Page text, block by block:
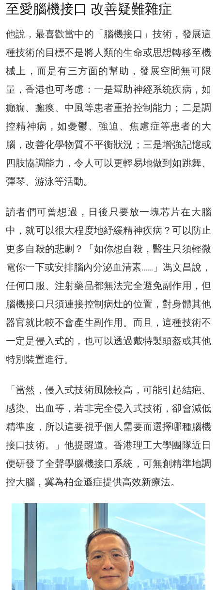
至愛腦機接口 改善疑難雜症
他說，最喜歡當中的「腦機接口」技術，發展這
種技術的目標不是將人類的生命或思想轉移至機
械上，而是有三方面的幫助，發展空間無可限
量，香港也可考慮：一是幫助神經系統疾病，如
癲癇、癱瘓、中風等患者重拾控制能力；二是調
控精神病，如憂鬱、強迫、焦慮症等患者的大
腦，改善化學物質不平衡狀況；三是增強記憶或
四肢協調能力，令人可以更輕易地做到如跳舞、
彈琴、游泳等活動。
讀者們可曾想過，日後只要放一塊芯片在大腦
中，就可以很大程度地紓緩精神疾病？可以防止
更多自殺的悲劇？「如你想自殺，醫生只須輕微
電你一下或安排腦內分泌血清素……」馮文昌說，
任何口服、注射藥品都無法完全避免副作用，但
腦機接口只須連接控制病灶的位置，對身體其他
器官就比較不會產生副作用。而且，這種技術不
一定是侵入式的，也可以透過戴特製頭盔或其他
特別裝置進行。
「當然，侵入式技術風險較高，可能引起結疤、
感染、出血等，若非完全侵入式技術，卻會減低
精準度，所以這要視乎個人需要而選擇哪種腦機
接口技術。」他提醒道。香港理工大學團隊近日
便研發了全聲學腦機接口系統，可無創精準地調
控大腦，冀為柏金遜症提供高效新療法。